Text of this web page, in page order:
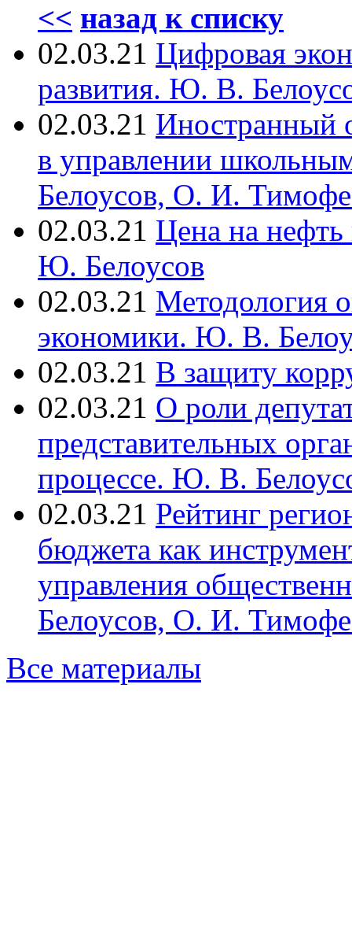
<< назад к списку
02.03.21 Цифровая
развития. Ю. В.
02.03.21 Иностранный
в управлении
Белоусов, О. И.
02.03.21 Цена на нефть
Ю. Белоусов
02.03.21 Методология
экономики. Ю. В.
02.03.21 В защиту
02.03.21 О роли
представительных
процессе. Ю. В.
02.03.21 Рейтинг
бюджета как
управления
Белоусов, О. И.
Все материалы